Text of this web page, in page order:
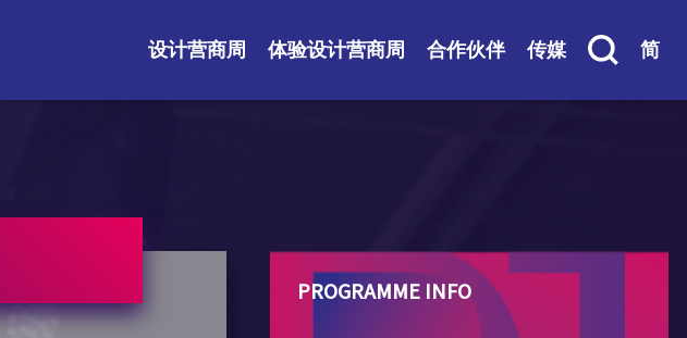
设计营商周 体验设计营商周 合作伙伴 传媒 简
PROGRAMME INFO